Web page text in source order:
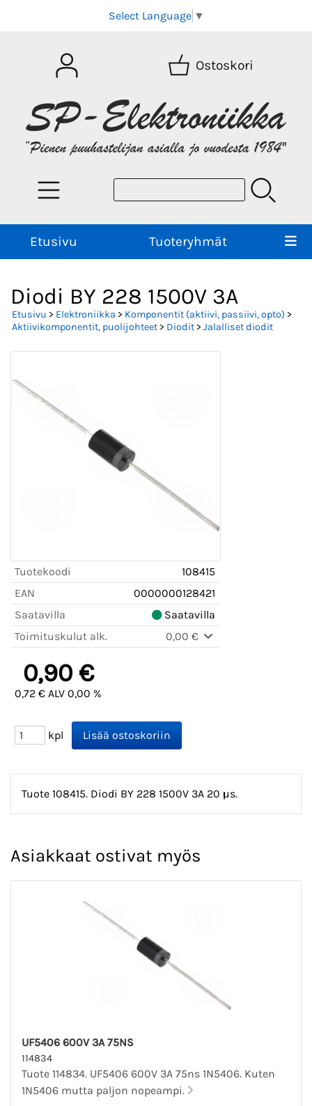
Select Language ▼
Ostoskori
Etusivu Tuoteryhmät
Diodi BY 228 1500V 3A
Etusivu > Elektroniikka > Komponentit (aktiivi, passiivi, opto) >
Aktiivikomponentit, puolijohteet> Diodit> Jalalliset diodit
Tuotekoodi
108415
EAN
0000000128421
Saatavilla
Saatavilla
Toimituskulut alk.
0,00 €
0,90 €
0,72 € ALV 0,00 %
kpl
Tuote 108415. Diodi BY 228 1500V 3A 20 µs.
Asiakkaat ostivat myös
UF5406 600V 3A 75NS
114834
Tuote 114834. UF5406 600V 3A 75ns 1N5406. Kuten
1N5406 mutta paljon nopeampi.